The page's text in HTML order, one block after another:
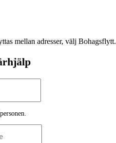
mellan adresser, välj Bohagsflytt.